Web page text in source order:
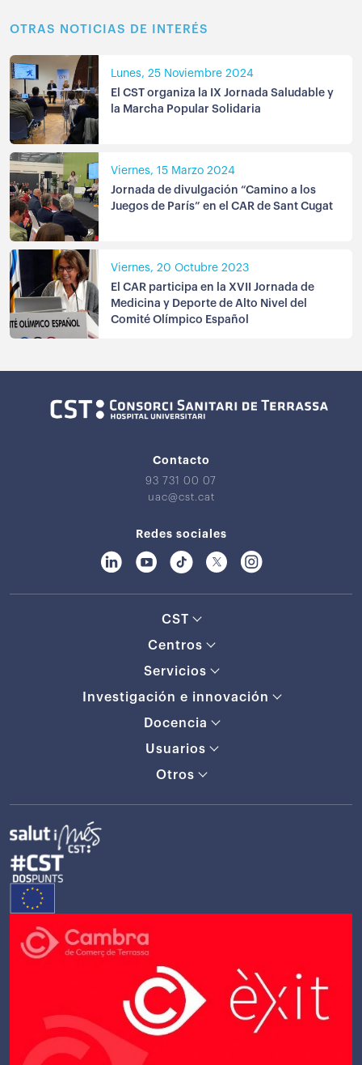
OTRAS NOTICIAS DE INTERÉS
Lunes, 25 Noviembre 2024
El CST organiza la IX Jornada Saludable y
la Marcha Popular Solidaria
Viernes, 15 Marzo 2024
Jornada de divulgación “Camino a los
Juegos de París” en el CAR de Sant Cugat
Viernes, 20 Octubre 2023
El CAR participa en la XVII Jornada de
Medicina y Deporte de Alto Nivel del
Comité Olímpico Español
Contacto
93 731 00 07
uac@cst.cat
Redes sociales
CST
Centros
Servicios
Investigación e innovación
Docencia
Usuarios
Otros